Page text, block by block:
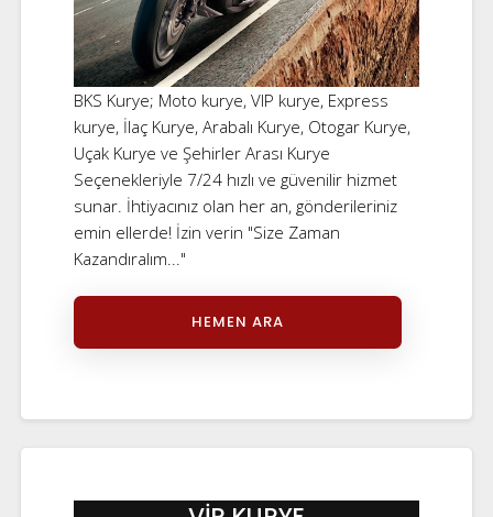
BKS Kurye; Moto kurye, VIP kurye, Express
kurye, İlaç Kurye, Arabalı Kurye, Otogar Kurye,
Uçak Kurye ve Şehirler Arası Kurye
Seçenekleriyle 7/24 hızlı ve güvenilir hizmet
sunar. İhtiyacınız olan her an, gönderileriniz
emin ellerde! İzin verin "Size Zaman
Kazandıralım..."
HEMEN ARA